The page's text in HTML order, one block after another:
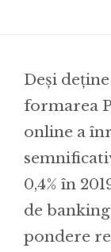
Deși
formarea
online a
0,4% în
de
pondere